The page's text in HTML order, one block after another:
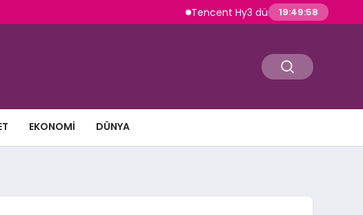
Tencent Hy3 dünya genelinde kullanıma
19:49:59
EKONOMI DÜNYA